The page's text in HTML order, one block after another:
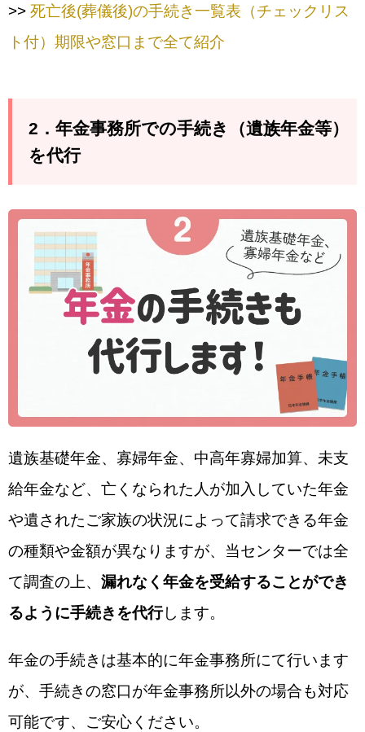
>> 死亡後(葬儀後)の手続き一覧表（チェックリス
ト付）期限や窓口まで全て紹介
2．年金事務所での手続き（遺族年金等）
を代行
遺族基礎年金、寡婦年金、中高年寡婦加算、未支
給年金など、亡くなられた人が加入していた年金
や遺されたご家族の状況によって請求できる年金
の種類や金額が異なりますが、当センターでは全
て調査の上、 漏れなく年金を受給することができ
るように手続きを代行します。
年金の手続きは基本的に年金事務所にて行います
が、手続きの窓口が年金事務所以外の場合も対応
可能です、ご安心ください。